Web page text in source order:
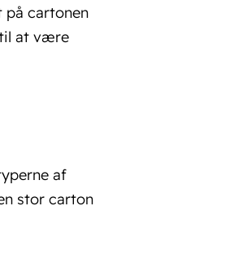
på cartonen
at være
af
stor carton